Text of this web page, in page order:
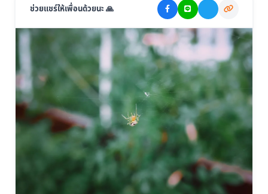
ช่วยแชร์ให้เพื่อนด้วยนะ 🙏